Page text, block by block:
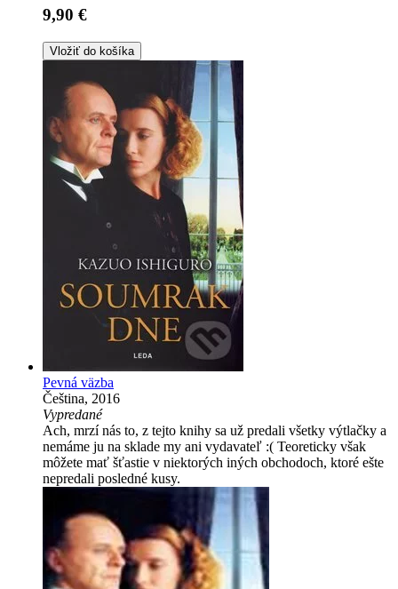
9,90 €
Vložiť do košíka
Pevná väzba
Čeština, 2016
Vypredané
Ach, mrzí nás to, z tejto knihy sa už predali všetky výtlačky a
nemáme ju na sklade my ani vydavateľ :( Teoreticky však
môžete mať šťastie v niektorých iných obchodoch, ktoré ešte
nepredali posledné kusy.